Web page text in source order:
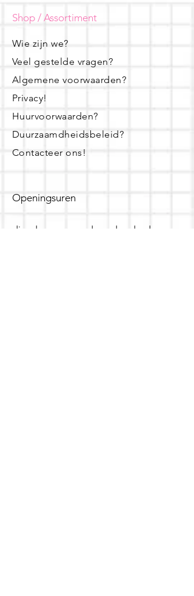
Shop / Assortiment
Wie zijn we?
Veel gestelde vragen?
Algemene voorwaarden?
Privacy!
Huurvoorwaarden?
Duurzaamdheidsbeleid?
Contacteer ons!
Openingsuren
dinsdag - woensdag- donderdag: